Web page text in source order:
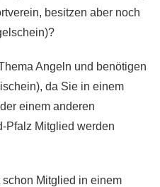
besitzen aber noch
Angeln und benötigen
da Sie in einem
einem anderen
Pfalz Mitglied werden
Mitglied in einem